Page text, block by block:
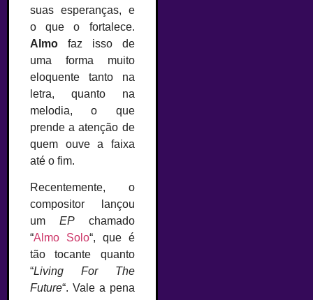
suas esperanças, e
o que o fortalece.
Almo faz isso de
uma forma muito
eloquente tanto na
letra, quanto na
melodia, o que
prende a atenção de
quem ouve a faixa
até o fim.
Recentemente, o
compositor lançou
um EPchamado
“Almo Solo“, que é
tão tocante quanto
“Living For The
Future“. Vale a pena